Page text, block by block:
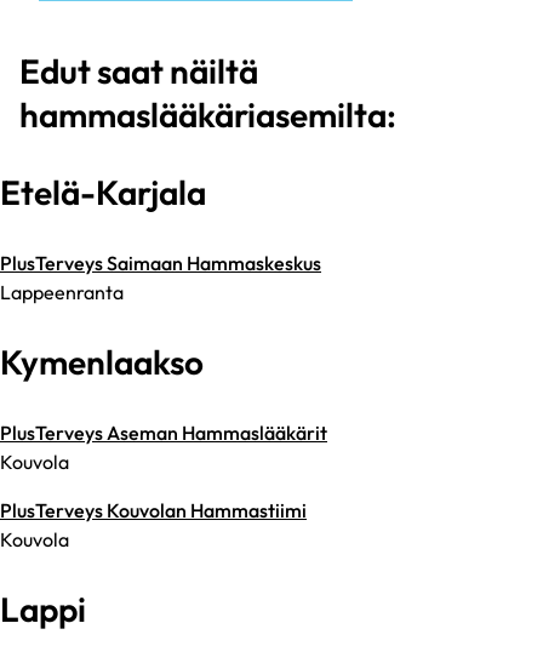
Edut saat näiltä
hammaslääkäriasemilta:
Etelä-Karjala
PlusTerveys Saimaan Hammaskeskus
Lappeenranta
Kymenlaakso
PlusTerveys Aseman Hammaslääkärit
Kouvola
PlusTerveys Kouvolan Hammastiimi
Kouvola
Lappi